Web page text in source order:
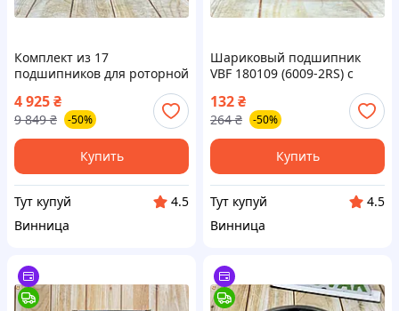
Комплект из 17
подшипников для роторной
косилки WIRAX от ZKL Чехия
для надежной работы
техники
4 925₴
9 849 ₴ -50%
Купить
Тут купуй
4.5
Винница
Шариковый подшипник
VBF 180109 (6009-2RS) с
закрытыми крышками для
надежной защиты от
загрязнений
132₴
264 ₴ -50%
Купить
Тут купуй
4.5
Винница